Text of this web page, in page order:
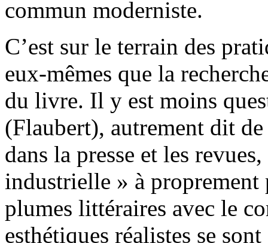
commun moderniste.
C’est sur le terrain des
eux-mêmes que la
du livre. Il y est moins
(Flaubert), autrement dit
dans la presse et les
industrielle » à proprement
plumes littéraires avec le
esthétiques réalistes se